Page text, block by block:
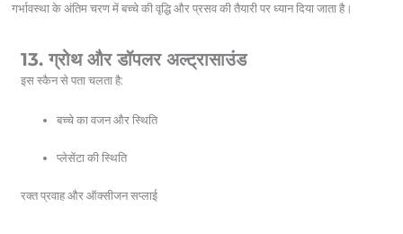
गर्भावस्था के अंतिम चरण में बच्चे की वृद्धि और प्रसव की तैयारी पर ध्यान दिया जाता है।
13. ग्रोथ और डॉपलर अल्ट्रासाउंड
इस स्कैन से पता चलता है:
बच्चे का वजन और स्थिति
प्लेसेंटा की स्थिति
रक्त प्रवाह और ऑक्सीजन सप्लाई